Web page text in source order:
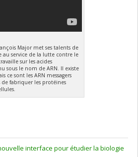
Major met ses talents de
service de la lutte contre le
sur les acides
sous le nom de ARN. Il existe
ce sont les ARN messagers
fabriquer les protéines
interface pour étudier la biologie